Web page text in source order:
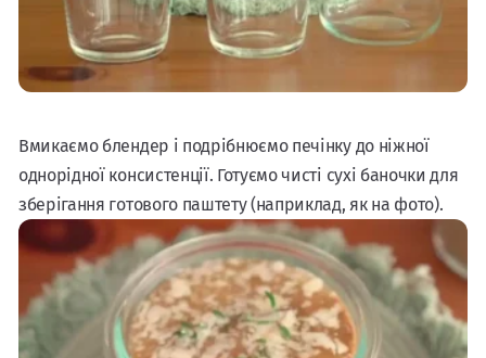
Вмикаємо блендер і подрібнюємо печінку до ніжної
однорідної консистенції. Готуємо чисті сухі баночки для
зберігання готового паштету (наприклад, як на фото).